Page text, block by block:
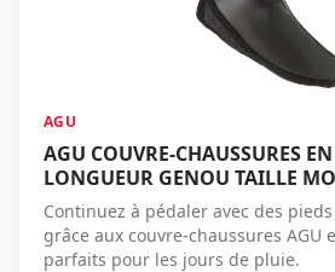
AGU
AGU COUVRE-CHAUSSURES
LONGUEUR GENOU TAILLE
Continuez à pédaler avec des
grâce aux couvre-chaussures AGU
parfaits pour les jours de pluie.